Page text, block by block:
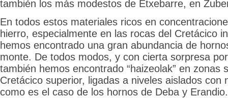
también los más modestos de Etxebarre, en
En todos estos materiales ricos en
hierro, especialmente en las rocas del Cretácico
hemos encontrado una gran abundancia de
monte. De todos modos, y con cierta sorpresa
también hemos encontrado “haizeolak” en zonas
Cretácico superior, ligadas a niveles aislados con
como es el caso de los hornos de Deba y Erandio.